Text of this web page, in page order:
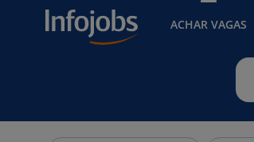
ACHAR VAGAS